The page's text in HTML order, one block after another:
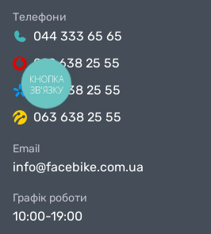
Телефони
044 333 65 65
099 638 25 55
098 638 25 55
063 638 25 55
Email
info@facebike.com.ua
Графік роботи
10:00-19:00
КНОПКА
ЗВ'ЯЗКУ